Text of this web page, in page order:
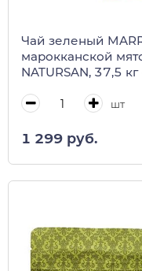
Чай зеленый
марокканской
NATURSAN, 37,5
шт
1 299 руб.